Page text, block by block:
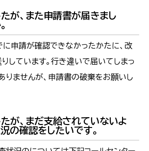
が、また申請書が届きまし
に申請が確認できなかったかたに、改
しています。行き違いで届いてしまっ
りませんが、申請書の破棄をお願いし
が、まだ支給されていないよ
の確認をしたいです。